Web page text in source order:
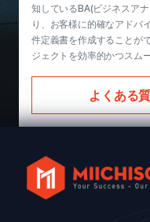
知しているBA(ビジネスア
り、お客様に的確なアドバ
件定義書を作成することが
ジェクトを効率的かつスム
よくある